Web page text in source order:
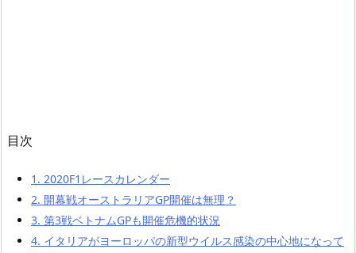
目次
1. 2020F1レースカレンダー
2. 開幕戦オーストラリアGP開催は無理？
3. 第3戦ベトナムGPも開催危機的状況
4. イタリアがヨーロッパの新型ウイルス感染の中心地になって